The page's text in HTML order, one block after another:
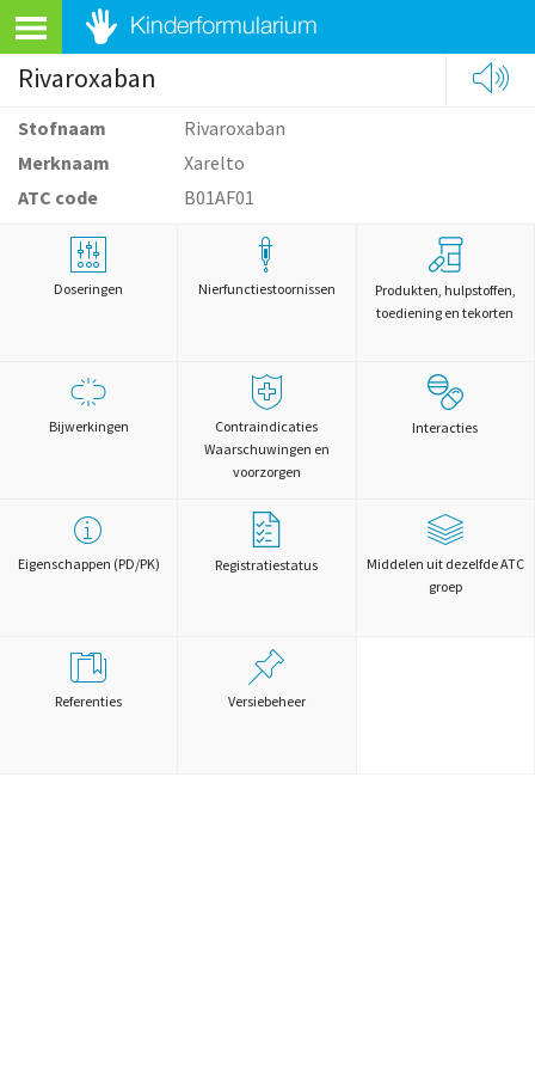
Rivaroxaban
Stofnaam
Rivaroxaban
Merknaam
Xarelto
ATC code
B01AF01
Doseringen Nierfunctiestoornissen
Produkten, hulpstoffen,
toediening en tekorten
Bijwerkingen
Contraindicaties
Waarschuwingen en
voorzorgen
Interacties
Eigenschappen (PD/PK) Registratiestatus
Middelen uit dezelfde ATC
groep
Referenties Versiebeheer